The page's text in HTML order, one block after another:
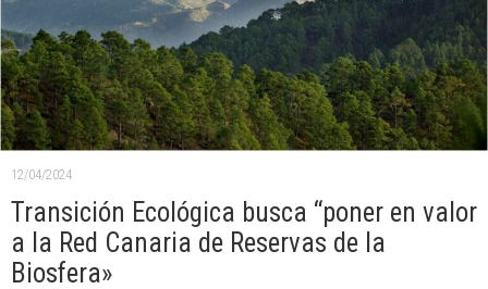
12/04/2024
Transición Ecológica busca “poner en valor
a la Red Canaria de Reservas de la
Biosfera»